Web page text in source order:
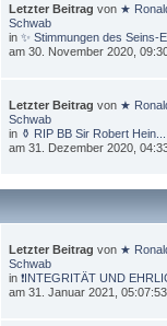
Letzter Beitrag von ★
Schwab
in✨ Stimmungen des Seins-
am 30. November 2020,
Letzter Beitrag von ★
Schwab
in ⚱ RIP BB Sir Robert Hein...
am 31. Dezember 2020,
Letzter Beitrag von ★
Schwab
in❗INTEGRITÄT UND
am 31. Januar 2021, 05:07:53